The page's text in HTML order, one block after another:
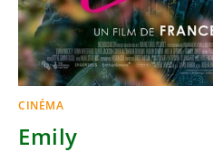
CINÉMA
Emily